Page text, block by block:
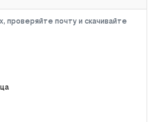
проверяйте почту и скачивайте